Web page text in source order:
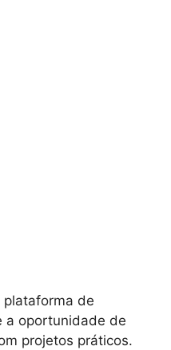
plataforma de
a oportunidade de
projetos práticos.